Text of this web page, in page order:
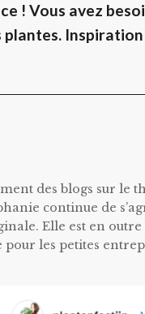
! Vous avez
plantes.
des blogs sur le
continue de
Elle est en
pour les petites